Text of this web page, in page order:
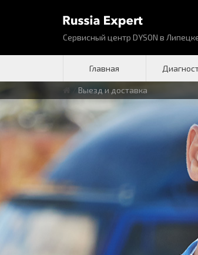
Сервисный центр DYSON в
Главная
Выезд и доставка